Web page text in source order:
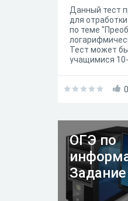
Данный тест
для
по теме
Тест может
учащимися
0
ОГЭ по